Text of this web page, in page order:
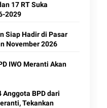
17 RT Suka
2029
Siap Hadir di Pasar
November 2026
IWO Meranti Akan
BPD dari
Tekankan